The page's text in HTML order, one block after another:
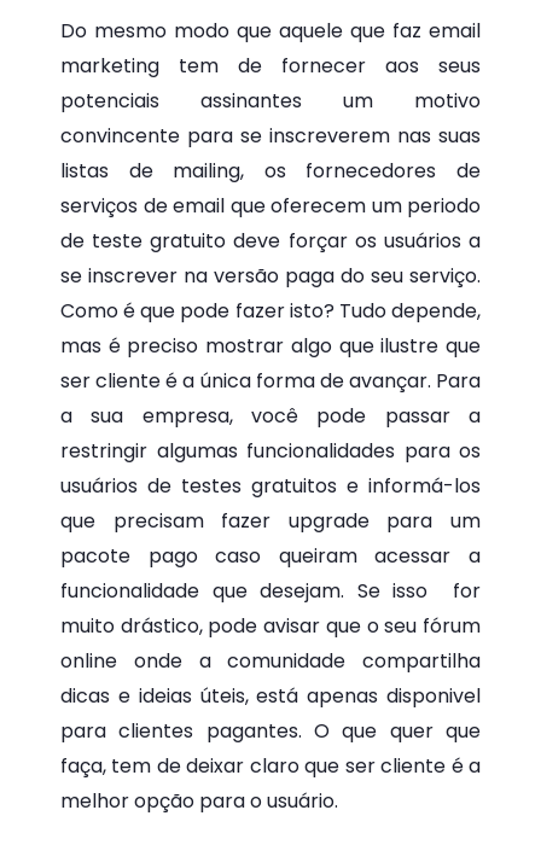
Do mesmo modo que aquele que faz email
marketing tem de fornecer aos seus
potenciais assinantes um motivo
convincente para se inscreverem nas suas
listas de mailing, os fornecedores de
serviços de email que oferecem um periodo
de teste gratuito deve forçar os usuários a
se inscrever na versão paga do seu serviço.
Como é que pode fazer isto? Tudo depende,
mas é preciso mostrar algo que ilustre que
ser cliente é a única forma de avançar. Para
a sua empresa, você pode passar a
restringir algumas funcionalidades para os
usuários de testes gratuitos e informá-los
que precisam fazer upgrade para um
pacote pago caso queiram acessar a
funcionalidade que desejam. Se isso for
muito drástico, pode avisar que o seu fórum
online onde a comunidade compartilha
dicas e ideias úteis, está apenas disponivel
para clientes pagantes. O que quer que
faça, tem de deixar claro que ser cliente é a
melhor opção para o usuário.